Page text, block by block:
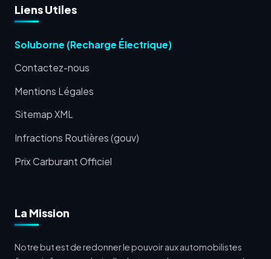
Liens Utiles
Soluborne (Recharge Électrique)
Contactez-nous
Mentions Légales
Sitemap XML
Infractions Routières (gouv)
Prix Carburant Officiel
La Mission
Notre but est de redonner le pouvoir aux automobilistes